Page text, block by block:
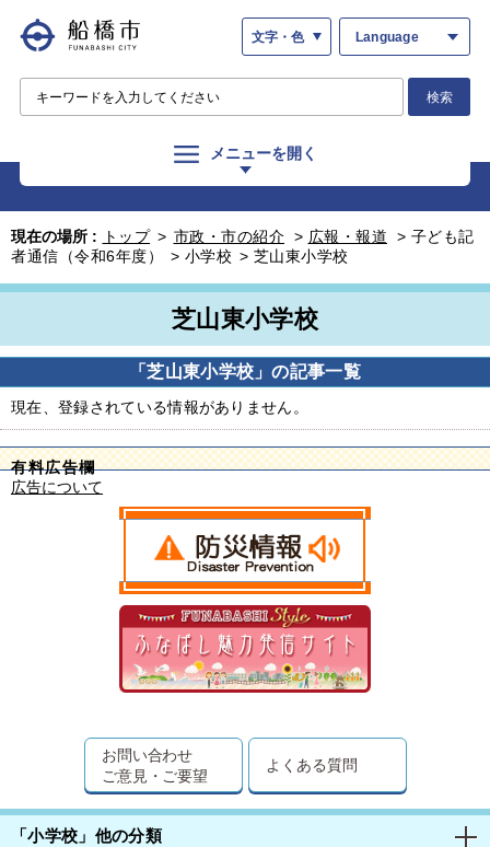
文字・色 Language
検索
メニューを開く
現在の場所 : トップ > 市政・市の紹介 > 広報・報道 > 子ども記
者通信（令和6年度）
> 小学校 > 芝山東小学校
芝山東小学校
「芝山東小学校」の記事一覧
現在、登録されている情報がありません。
有料広告欄
広告について
お問い合わせ
ご意見・ご要望
よくある質問
「小学校」他の分類